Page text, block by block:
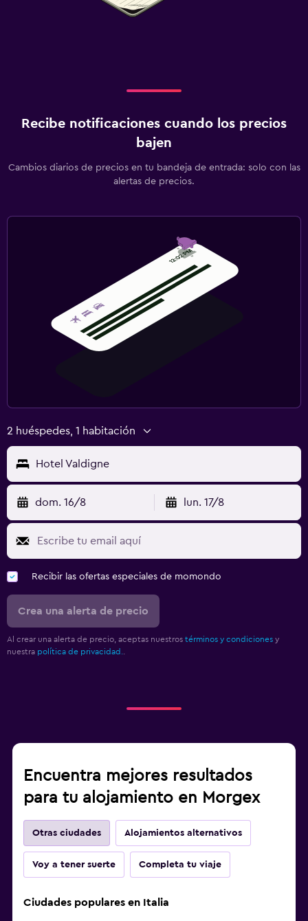
Recibe notificaciones cuando los precios
bajen
Cambios diarios de precios en tu bandeja de entrada: solo con las
alertas de precios.
2 huéspedes, 1 habitación
Hotel Valdigne
dom. 16/8 lun. 17/8
Recibir las ofertas especiales de momondo
Crea una alerta de precio
Al crear una alerta de precio, aceptas nuestros términos y condiciones y
nuestra política de privacidad.
Encuentra mejores resultados
para tu alojamiento en Morgex
Otras ciudades Alojamientos alternativos
Voy a tener suerte Completa tu viaje
Ciudades populares en Italia